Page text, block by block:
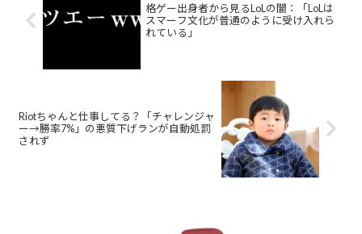
格ゲー出身者から見るLoLの闇：「LoLは
スマーフ文化が普通のように受け入れら
れている」
Riotちゃんと仕事してる？「チャレンジャ
ー→勝率7%」の悪質下げランが自動処罰
されず